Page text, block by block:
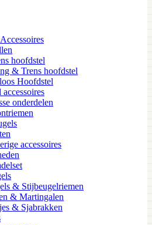
hoofdstel
& Trens hoofdstel
Hoofdstel
onderdelen
accessoires
& Stijbeugelriemen
& Martingalen
& Sjabrakken